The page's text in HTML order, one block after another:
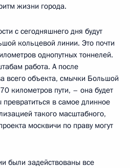
жизни города.
с сегодняшнего дня будут
кольцевой линии. Это почти
однопутных тоннелей.
работа. А после
всего объекта, смычки Большой
километров пути, – она будет
превратиться в самое длинное
такого масштабного,
москвичи по праву могут
были задействованы все